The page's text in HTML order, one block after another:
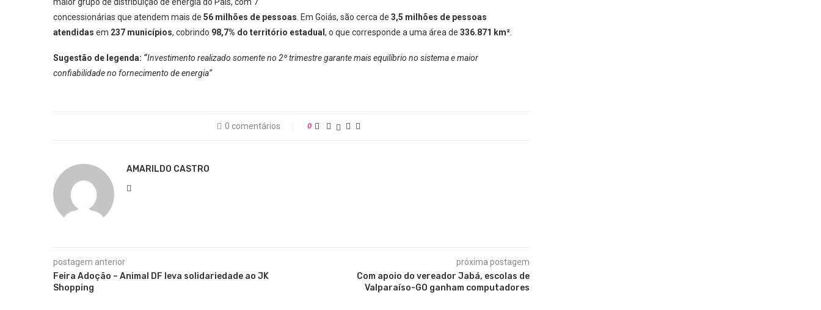
concessionárias que atendem mais de 56 milhões de pessoas . Em Goiás, são cerca de 3,5 milhões de pessoas
atendidas em 237 municípios, cobrindo 98,7% do território estadual , o que corresponde a uma área de 336.871 km²
Sugestão de legenda: “Investimento realizado somente no 2º trimestre garante mais equilíbrio no sistema e maior
confiabilidade no fornecimento de energia”
0 comentários 0
AMARILDO CASTRO
postagem anterior
Feira Adoção – Animal DF leva solidariedade ao JK
Shopping
próxima postagem
Com apoio do vereador Jabá, escolas de
Valparaíso-GO ganham computadores